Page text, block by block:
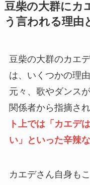
豆柴の大群にカ
う言われる理由
豆柴の大群のカエ
は、いくつかの理
元々、歌やダンス
関係者から指摘さ
ト上では「カエデ
い」といった辛辣
カエデさん自身も